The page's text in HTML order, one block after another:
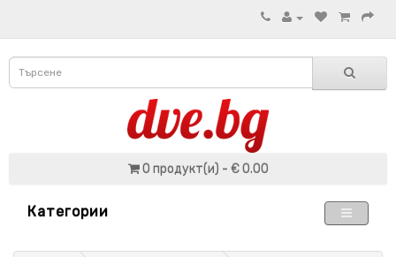
0 продукт(и) - € 0.00
Категории